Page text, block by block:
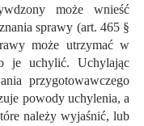
może wnieść
sprawy (art. 465 §
może utrzymać w
je uchylić. Uchylając
przygotowawczego
powody uchylenia, a
należy wyjaśnić, lub